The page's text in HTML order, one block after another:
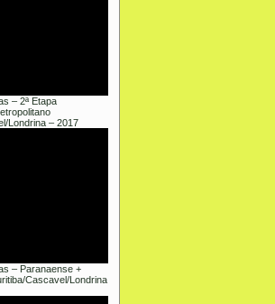
– 2ª Etapa
Londrina – 2017
– Paranaense +
Cascavel/Londrina